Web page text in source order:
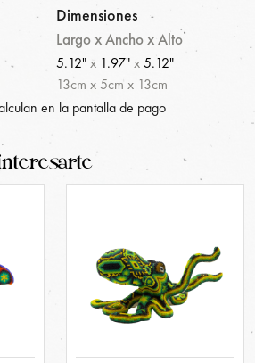
Dimensiones
Largo x Ancho x Alto
5.12"x 1.97"x5.12"
13cm x 5cm x 13cm
en la pantalla de pago